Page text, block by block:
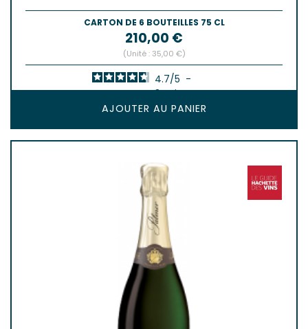
CARTON DE 6 BOUTEILLES 75 CL
Prix
210,00 €
(Unité : 35,00 €)
4.7/5 -
3avis
AJOUTER AU PANIER